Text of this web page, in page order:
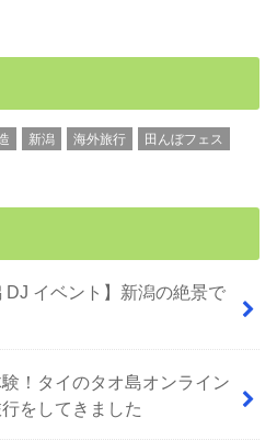
新潟 海外旅行 田んぼフェス
DJ イベント】新潟の絶景で
！タイのタオ島オンライン
をしてきました